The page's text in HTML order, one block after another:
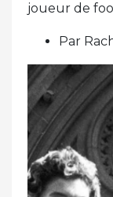
joueur de
Par